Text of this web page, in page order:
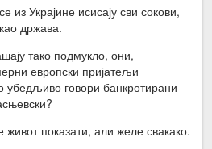
из Украјине исисају сви сокови,
држава.
тако подмукло, они,
европски пријатељи
убедљиво говори банкротирани
показати, али желе свакако.